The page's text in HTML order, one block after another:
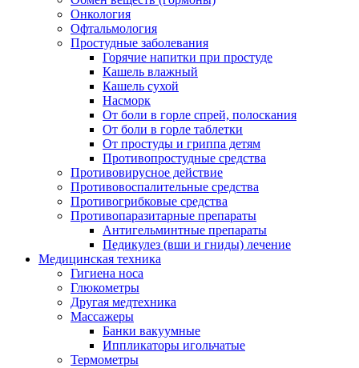
Онкология
Офтальмология
Простудные заболевания
Горячие напитки при простуде
Кашель влажный
Кашель сухой
Насморк
От боли в горле спрей, полоскания
От боли в горле таблетки
От простуды и гриппа детям
Противопростудные средства
Противовирусное действие
Противовоспалительные средства
Противогрибковые средства
Противопаразитарные препараты
Антигельминтные препараты
Педикулез (вши и гниды) лечение
Медицинская техника
Гигиена носа
Глюкометры
Другая медтехника
Массажеры
Банки вакуумные
Иппликаторы игольчатые
Термометры